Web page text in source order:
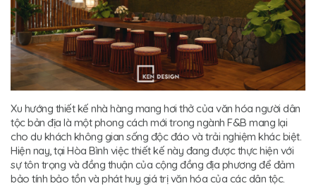
Xu hướng thiết kế nhà hàng mang hơi thở của văn hóa người dân
tộc bản địa là một phong cách mới trong ngành F&B mang lại
cho du khách không gian sống độc đáo và trải nghiệm khác biệt.
Hiện nay, tại Hòa Bình việc thiết kế này đang được thực hiện với
sự tôn trọng và đồng thuận của cộng đồng địa phương để đảm
bảo tính bảo tồn và phát huy giá trị văn hóa của các dân tộc.